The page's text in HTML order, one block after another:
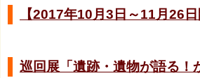
【2017年10月3日～11月26
巡回展「遺跡・遺物が語る！